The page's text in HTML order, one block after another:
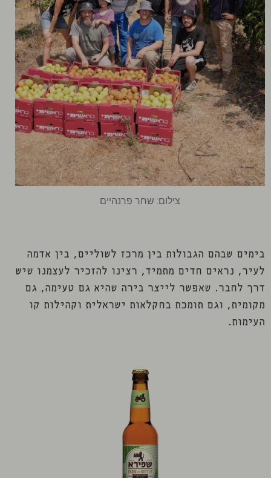
צילום: שחר פרנהיים
בימים שבהם הגבולות בין מרכז לשוליים, בין אדמה
לעיר, נראים חדים מתמיד, רצינו להזכיר לעצמנו שיש
דרך לחבר. שאפשר לייצר בירה שהיא גם טעימה, גם
מקומית, וגם תומכת בחקלאות ישראלית וקהילות קו
העימות.